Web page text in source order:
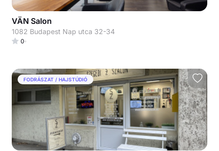
VÄN Salon
1082 Budapest Nap utca 32-34
0
FODRÁSZAT / HAJSTÚDIÓ